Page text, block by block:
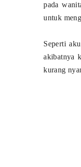
pada
untuk
Seperti
akibatnya
kurang